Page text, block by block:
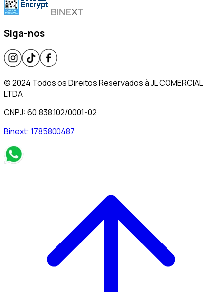
Siga-nos
© 2024 Todos os Direitos Reservados à JL COMERCIAL
LTDA
CNPJ: 60.838.102/0001-02
Binext: 1785800487